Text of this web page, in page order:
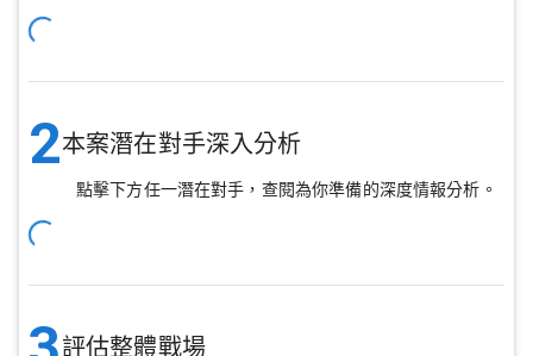
2本案潛在對手深入分析
點擊下方任一潛在對手，查閱為你準備的深度情報分析。
評估整體戰場